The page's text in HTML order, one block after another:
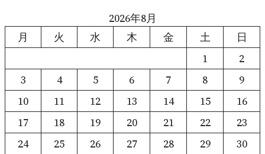
2026年8月
月
火 水 木 金 土
日
1
2
3
4 5 6 7 8
9
10
11 12 13 14 15
16
17
18 19 20 21 22
23
24
25 26 27 28 29 30